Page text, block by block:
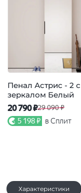
Пенал Астрис - 2 с
зеркалом Белый
20 790 ₽29 090 ₽
5 198 ₽ в Сплит
Характеристики